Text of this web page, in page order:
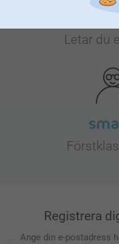
Letar du
Registrera
Ange din e-postadress